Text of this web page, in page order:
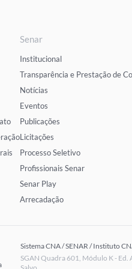
Senar
Institucional
Transparência e Prestação de
Notícias
Eventos
Publicações
Licitações
Processo Seletivo
Profissionais Senar
Senar Play
Arrecadação
Sistema CNA / SENAR / Instituto
SGAN Quadra 601, Módulo K - Ed.